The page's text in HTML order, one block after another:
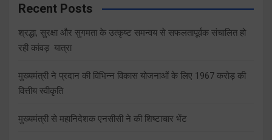
Recent Posts
श्रद्धा, सुरक्षा और सुगमता के उत्कृष्ट समन्वय से सफलतापूर्वक संचालित हो
रही कांवड़ यात्रा
मुख्यमंत्री ने प्रदान की विभिन्न विकास योजनाओं के लिए 1967 करोड़ की
वित्तीय स्वीकृति
मुख्यमंत्री से महानिदेशक एनसीसी ने की शिष्टाचार भेंट